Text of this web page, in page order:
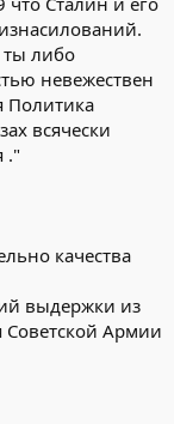
ты либо
невежествен
Политика
всячески
."
качества
выдержки из
Советской Армии